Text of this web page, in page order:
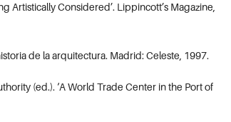
Artistically Considered’. Lippincott’s Magazine,
de la arquitectura. Madrid: Celeste, 1997.
(ed.). ‘A World Trade Center in the Port of